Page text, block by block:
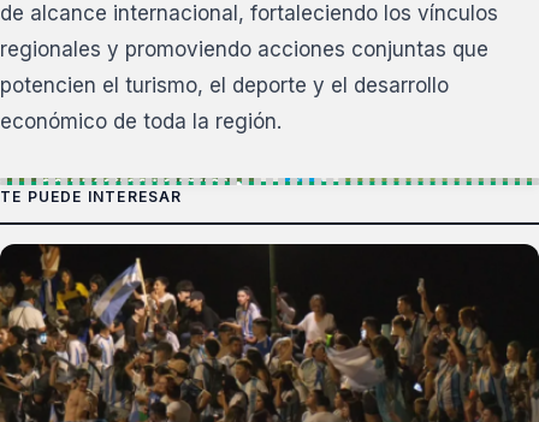
de alcance internacional, fortaleciendo los vínculos
regionales y promoviendo acciones conjuntas que
potencien el turismo, el deporte y el desarrollo
económico de toda la región.
TE PUEDE INTERESAR